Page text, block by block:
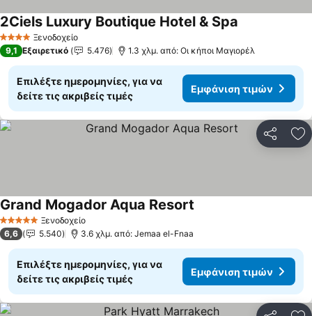
4 ΑστέριαΞενοδοχείο
2Ciels Luxury Boutique Hotel & Spa
9,1 Εξαιρετικό 5.476 1.3 χλμ. από: Οι κήποι Μαγιορέλ
Επιλέξτε ημερομηνίες, για να
δείτε τις ακριβείς τιμές
Εμφάνιση τιμών
5 Αστέρια Ξενοδοχείο
Grand Mogador Aqua Resort
6,6 5.540 3.6 χλμ. από: Jemaa el-Fnaa
Επιλέξτε ημερομηνίες, για να
δείτε τις ακριβείς τιμές
Εμφάνιση τιμών